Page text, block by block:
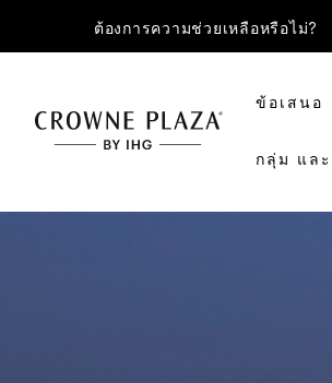
ต้องการความช่วยเหลือหรือไม่?
ข้อเสนอ
กลุ่ม แล